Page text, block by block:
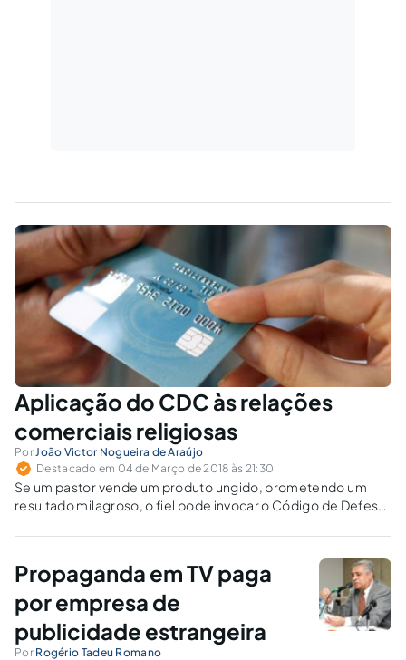
Aplicação do CDC às relações
comerciais religiosas
Por João Victor Nogueira de Araújo
Destacado em 04 de Março de 2018 às 21:30
Se um pastor vende um produto ungido, prometendo um
resultado milagroso, o fiel pode invocar o Código de Defesa
Propaganda em TV paga
por empresa de
publicidade estrangeira
Por Rogério Tadeu Romano